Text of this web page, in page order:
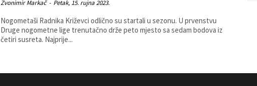
Zvonimir Markač - Petak, 15. rujna 2023.
Nogometaši Radnika Križevci odlično su startali u sezonu. U prvenstvu
Druge nogometne lige trenutačno drže peto mjesto sa sedam bodova iz
četiri susreta. Najprije...